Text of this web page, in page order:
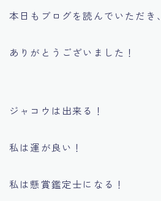
本日もブログを読んでいただき、
ありがとうございました！
ジャコウは出来る！
私は運が良い！
私は懸賞鑑定士になる！